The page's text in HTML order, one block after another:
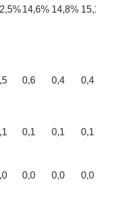
14,6% 14,8% 15,1%
0,6 0,4 0,4
0,1 0,1 0,1
0,0 0,0 0,0